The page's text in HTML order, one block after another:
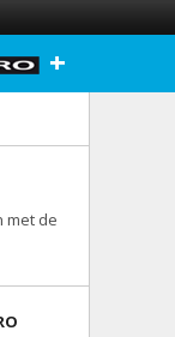
+
met de